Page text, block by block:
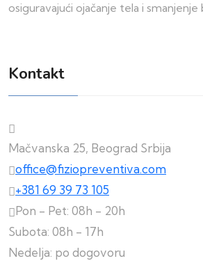
osiguravajući ojačanje tela i smanjenje
Kontakt
Mačvanska 25, Beograd Srbija
office@fiziopreventiva.com
+381 69 39 73 105
Pon - Pet: 08h - 20h
Subota: 08h - 17h
Nedelja: po dogovoru